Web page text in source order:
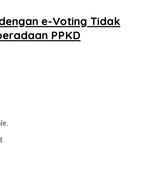
e-Voting Tidak
PPKD